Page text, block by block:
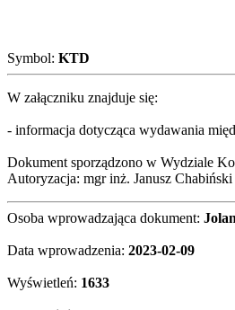
Symbol: KTD
W załączniku znajduje się:
- informacja dotycząca wydawania
Dokument sporządzono w Wydziale
Autoryzacja: mgr inż. Janusz
Osoba wprowadzająca dokument:
Data wprowadzenia: 2023-02-09
Wyświetleń: 1633